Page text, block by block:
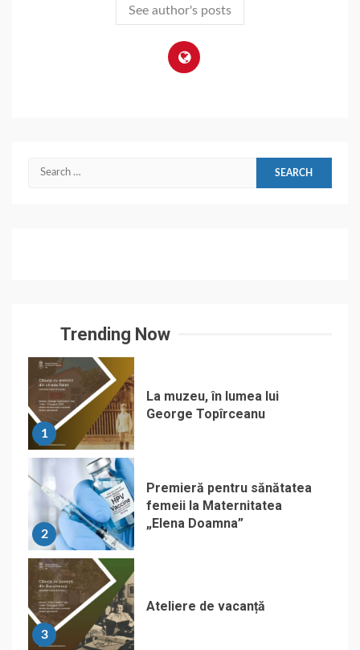
See author's posts
Search
Trending Now
1
La muzeu, în lumea lui
George Topîrceanu
2
Premieră pentru sănătatea
femeii la Maternitatea
„Elena Doamna”
3
Ateliere de vacanță